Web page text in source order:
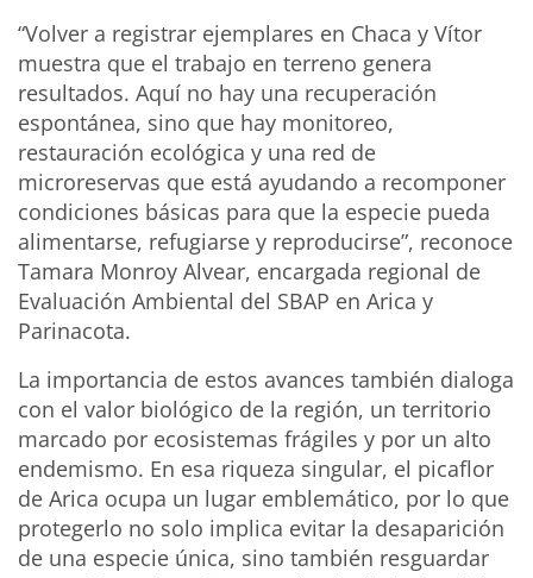
“Volver a registrar ejemplares en Chaca y Vítor
muestra que el trabajo en terreno genera
resultados. Aquí no hay una recuperación
espontánea, sino que hay monitoreo,
restauración ecológica y una red de
microreservas que está ayudando a recomponer
condiciones básicas para que la especie pueda
alimentarse, refugiarse y reproducirse”, reconoce
Tamara Monroy Alvear, encargada regional de
Evaluación Ambiental del SBAP en Arica y
Parinacota.
La importancia de estos avances también dialoga
con el valor biológico de la región, un territorio
marcado por ecosistemas frágiles y por un alto
endemismo. En esa riqueza singular, el picaflor
de Arica ocupa un lugar emblemático, por lo que
protegerlo no solo implica evitar la desaparición
de una especie única, sino también resguardar